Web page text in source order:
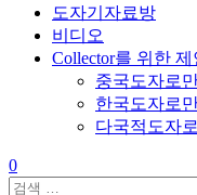
도자기자료방
비디오
Collector를 위한 제
중국도자로
한국도자로
다국적도자
0
검